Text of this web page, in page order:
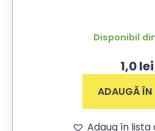
Disponibil
1,0lei
ADAUGĂ ÎN
Adaug în lista